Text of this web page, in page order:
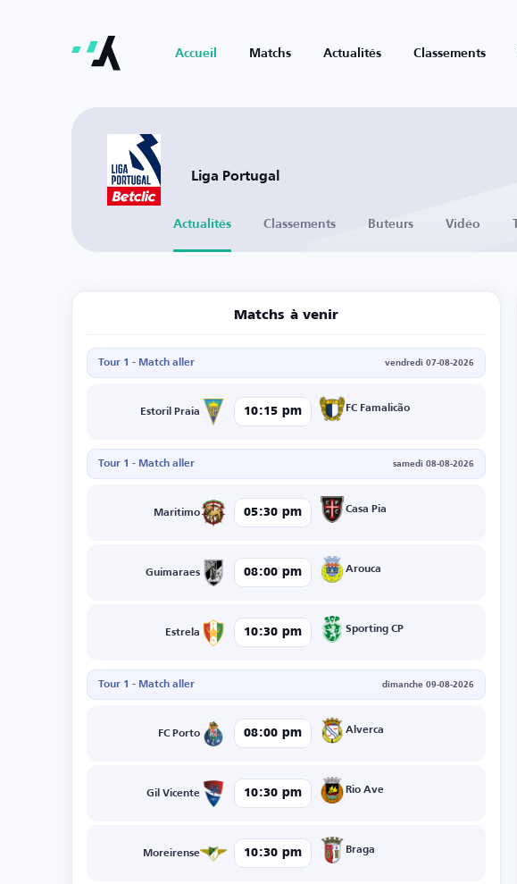
Accueil Matchs Actualités Classements
Liga Portugal
Actualités Classements Buteurs Vidéo
Matchs à venir
Tour 1 - Match aller vendredi 07-08-2026
Estoril Praia 10:15 pm FC Famalicão
Tour 1 - Match aller samedi 08-08-2026
Maritimo 05:30 pm Casa Pia
Guimaraes 08:00 pm Arouca
Estrela 10:30 pm Sporting CP
Tour 1 - Match aller dimanche 09-08-2026
FC Porto 08:00 pm Alverca
Gil Vicente 10:30 pm Rio Ave
Moreirense 10:30 pm Braga